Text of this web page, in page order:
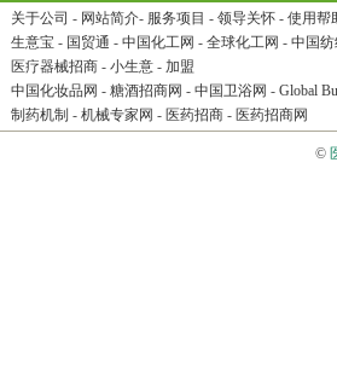
关于公司 - 网站简介- 服务项目 - 领导关怀 - 使用帮
生意宝 - 国贸通 - 中国化工网 - 全球化工网 - 中国
医疗器械招商 - 小生意 - 加盟
中国化妆品网 - 糖酒招商网 - 中国卫浴网 - Global
制药机制 - 机械专家网 - 医药招商 - 医药招商网
©